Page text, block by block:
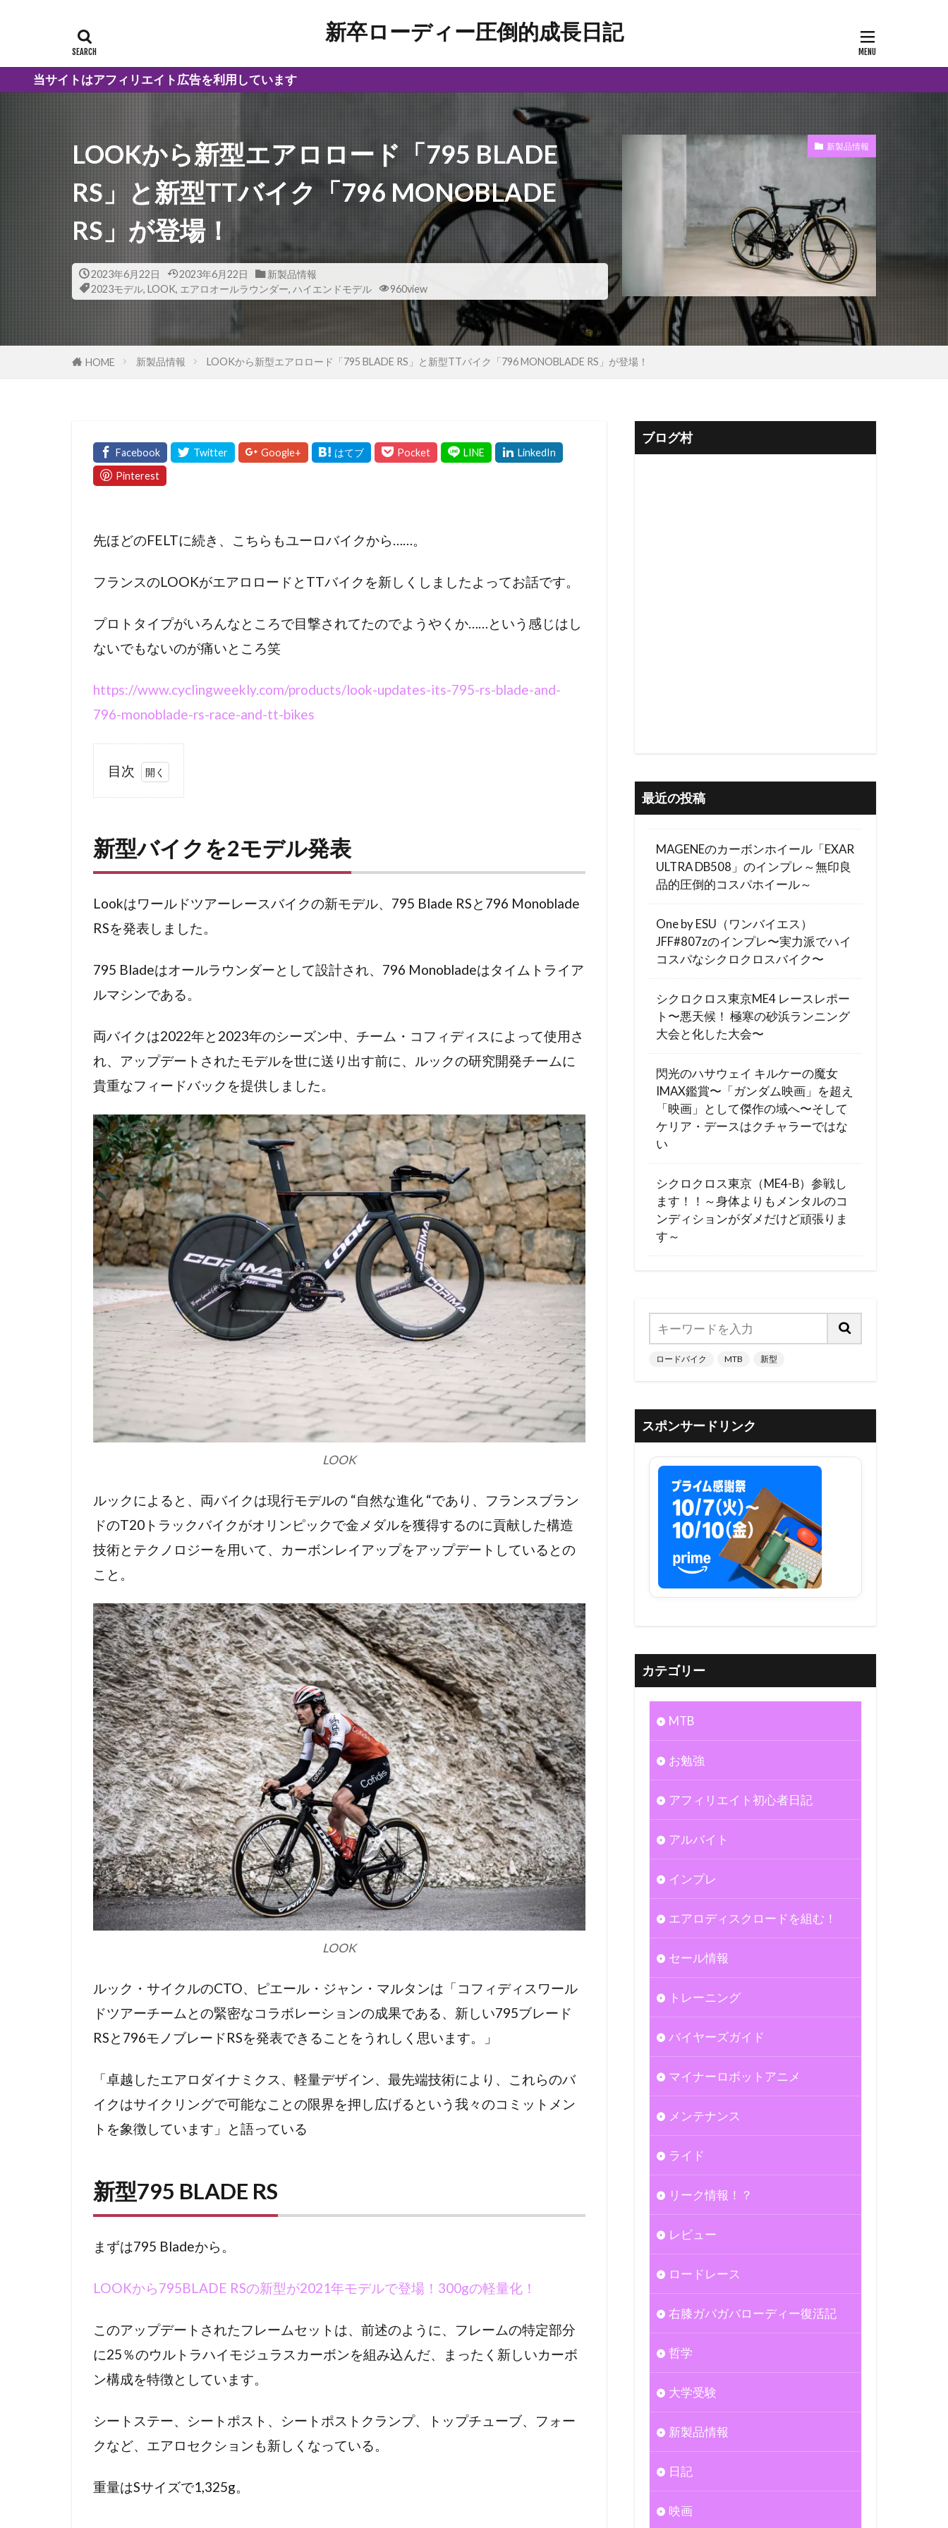
新卒ローディー圧倒的成長日記
アフィリエイト広告を利用しています
LOOKから新型エアロロード「795 BLADE
RS」と新型TTバイク「796 MONOBLADE
RS」が登場！
2023年6月22日 2023年6月22日
新製品情報
2023モデル, LOOK, エアロオールラウンダー, ハイエンドモデル 960view
新製品情報
HOME 新製品情報 LOOKから新型エアロロード「795 BLADE RS」と新型TTバイク「796 MONOBLADE RS」が登場！
先ほどのFELTに続き、こちらもユーロバイクから……。
フランスのLOOKがエアロロードとTTバイクを新しくしましたよってお話です。
プロトタイプがいろんなところで目撃されてたのでようやくか……という感じはし
ないでもないのが痛いところ笑
https://www.cyclingweekly.com/products/look-updates-its-795-rs-blade-and-
796-monoblade-rs-race-and-tt-bikes
目次
1
バ
を2
デ
発
表
型795
BLADE
796
MONOBLADE
RS
4
LOOK
にし
ては
おと
なし
い？
新型バイクを2モデル発表
Lookはワールドツアーレースバイクの新モデル、795 Blade RSと796 Monoblade
RSを発表しました。
795 Bladeはオールラウンダーとして設計され、796 Monobladeはタイムトライア
ルマシンである。
両バイクは2022年と2023年のシーズン中、チーム・コフィディスによって使用さ
れ、アップデートされたモデルを世に送り出す前に、ルックの研究開発チームに
貴重なフィードバックを提供しました。
LOOK
ルックによると、両バイクは現行モデルの “自然な進化 “であり、フランスブラン
ドのT20トラックバイクがオリンピックで金メダルを獲得するのに貢献した構造
技術とテクノロジーを用いて、カーボンレイアップをアップデートしているとの
こと。
LOOK
ルック・サイクルのCTO、ピエール・ジャン・マルタンは「コフィディスワール
ドツアーチームとの緊密なコラボレーションの成果である、新しい795ブレード
RSと796モノブレードRSを発表できることをうれしく思います。」
「卓越したエアロダイナミクス、軽量デザイン、最先端技術により、これらのバ
イクはサイクリングで可能なことの限界を押し広げるという我々のコミットメン
トを象徴しています」と語っている
新型795 BLADE RS
まずは795 Bladeから。
LOOKから795BLADE RSの新型が2021年モデルで登場！300gの軽量化！
このアップデートされたフレームセットは、前述のように、フレームの特定部分
に25％のウルトラハイモジュラスカーボンを組み込んだ、まったく新しいカーボ
ン構成を特徴としています。
シートステー、シートポスト、シートポストクランプ、トップチューブ、フォー
クなど、エアロセクションも新しくなっている。
重量はSサイズで1,325g。
ブログ村
最近の投稿
MAGENEのカーボンホイール「EXAR
ULTRA DB508」のインプレ～無印良
品的圧倒的コスパホイール～
One by ESU（ワンバイエス）
JFF#807zのインプレ〜実力派でハイ
コスパなシクロクロスバイク〜
シクロクロス東京ME4 レースレポー
ト〜悪天候！ 極寒の砂浜ランニング
大会と化した大会〜
閃光のハサウェイ キルケーの魔女
IMAX鑑賞〜「ガンダム映画」を超え
「映画」として傑作の域へ〜そして
ケリア・デースはクチャラーではな
い
シクロクロス東京（ME4-B）参戦し
ます！！～身体よりもメンタルのコ
ンディションがダメだけど頑張りま
す～
ロードバイク MTB 新型
スポンサードリンク
カテゴリー
MTB
お勉強
アフィリエイト初心者日記
アルバイト
インプレ
エアロディスクロードを組む！
セール情報
トレーニング
バイヤーズガイド
マイナーロボットアニメ
メンテナンス
ライド
リーク情報！？
レビュー
ロードレース
右膝ガバガバローディー復活記
哲学
大学受験
新製品情報
日記
映画